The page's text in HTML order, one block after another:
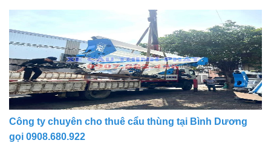
Công ty chuyên cho thuê cẩu thùng tại Bình Dương
gọi 0908.680.922